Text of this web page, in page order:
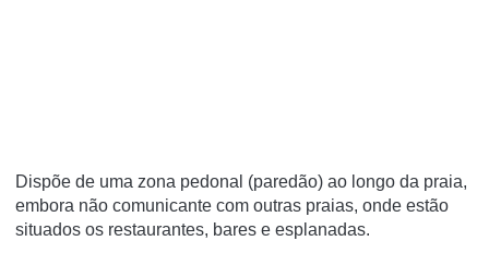
Dispõe de uma zona pedonal (paredão) ao longo da praia,
embora não comunicante com outras praias, onde estão
situados os restaurantes, bares e esplanadas.